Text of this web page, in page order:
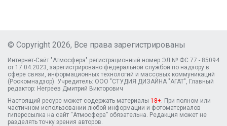
© Copyright 2026, Все права зарегистрированы
Интернет-Сайт "Атмосфера" регистрационный номер ЭЛ № ФС 77 - 85094
от 17.04.2023, зарегистрировано федеральной службой по надзору в
сфере связи, информационных технологий и массовых коммуникаций
(Роскомнадзор). Учредитель: ООО "СТУДИЯ ДИЗАЙНА "АГАТ", Главный
редактор: Негреев Дмитрий Викторович
Настоящий ресурс может содержать материалы 18+ . При полном или
частичном использовании любой информации и фотоматериалов
гиперссылка на сайт “Атмосфера” обязательна. Редакция может не
разделять точку зрения авторов.